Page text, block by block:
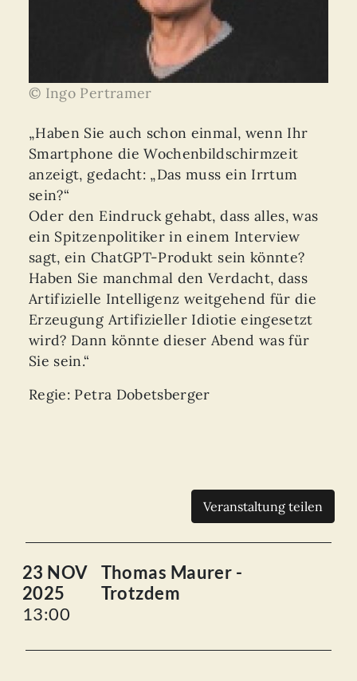
© Ingo Pertramer
„Haben Sie auch schon einmal, wenn Ihr
Smartphone die Wochenbildschirmzeit
anzeigt, gedacht: „Das muss ein Irrtum
sein?“
Oder den Eindruck gehabt, dass alles, was
ein Spitzenpolitiker in einem Interview
sagt, ein ChatGPT-Produkt sein könnte?
Haben Sie manchmal den Verdacht, dass
Artifizielle Intelligenz weitgehend für die
Erzeugung Artifizieller Idiotie eingesetzt
wird? Dann könnte dieser Abend was für
Sie sein.“
Regie: Petra Dobetsberger
Veranstaltung teilen
23 NOV
2025
13:00
Thomas Maurer -
Trotzdem